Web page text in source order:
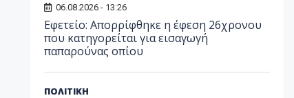
06.08.2026 - 13:26
Εφετείο: Απορρίφθηκε η έφεση 26χρονου
που κατηγορείται για εισαγωγή
παπαρούνας οπίου
ΠΟΛΙΤΙΚΗ